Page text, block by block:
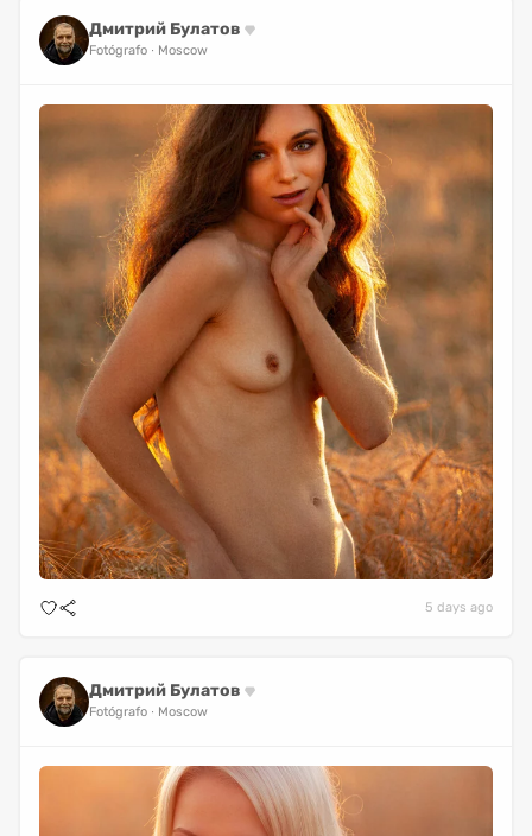
Дмитрий Булатов
Fotógrafo Moscow
5 days ago
Дмитрий Булатов
Fotógrafo Moscow